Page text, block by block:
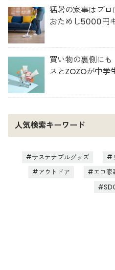
猛暑の家事はプ
おためし5000円
買い物の裏側に
スとZOZOが中学
人気検索キーワード
サステナブルグッズ
アウトドア
エコ家